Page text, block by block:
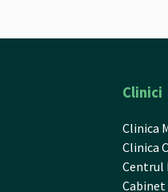
Clinici
Clinica
Clinica
Centrul